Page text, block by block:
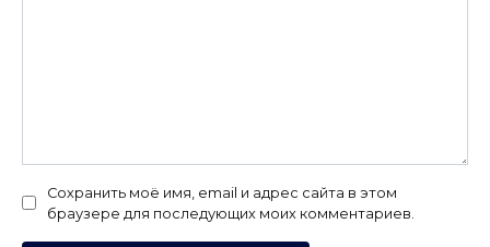
Сохранить моё имя, email и адрес сайта в этом
браузере для последующих моих комментариев.